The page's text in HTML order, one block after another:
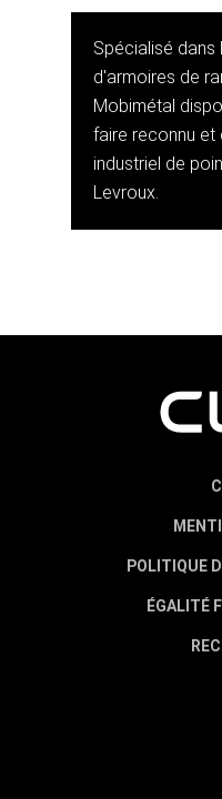
Spécialisé dans
d'armoires de
Mobimétal
faire reconnu et
industriel de
Levroux.
POLITIQUE
ÉGALITÉ